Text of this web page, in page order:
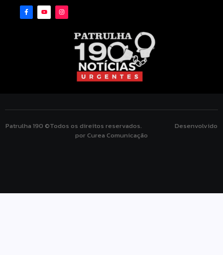
Patrulha 190 ©Todos os direitos reservados. Desenvolvido
por Curea Comunicação